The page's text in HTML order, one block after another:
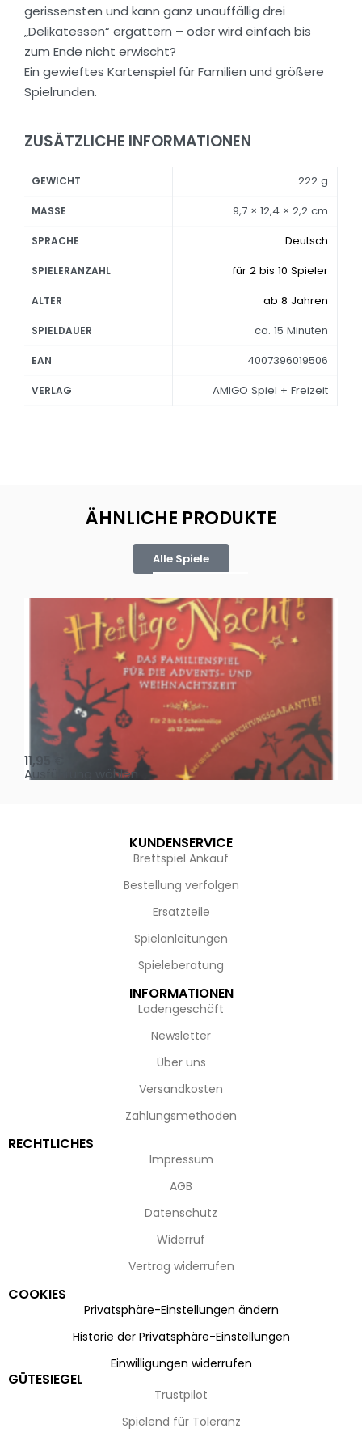
gerissensten und kann ganz unauffällig drei
„Delikatessen“ ergattern – oder wird einfach bis
zum Ende nicht erwischt?
Ein gewieftes Kartenspiel für Familien und größere
Spielrunden.
ZUSÄTZLICHE INFORMATIONEN
GEWICHT 222 g
MASSE 9,7 × 12,4 × 2,2 cm
SPRACHE Deutsch
SPIELERANZAHL für 2 bis 10 Spieler
ALTER ab 8 Jahren
SPIELDAUER ca. 15 Minuten
EAN 4007396019506
VERLAG AMIGO Spiel + Freizeit
ÄHNLICHE PRODUKTE
Alle Spiele
Oh, heilige Nacht!
11,95
Ausführung wählen
KUNDENSERVICE
Brettspiel Ankauf
Bestellung verfolgen
Ersatzteile
Spielanleitungen
Spieleberatung
INFORMATIONEN
Ladengeschäft
Newsletter
Über uns
Versandkosten
Zahlungsmethoden
RECHTLICHES
Impressum
AGB
Datenschutz
Widerruf
Vertrag widerrufen
COOKIES
Privatsphäre-Einstellungen ändern
Historie der Privatsphäre-Einstellungen
Einwilligungen widerrufen
GÜTESIEGEL
Trustpilot
Spielend für Toleranz